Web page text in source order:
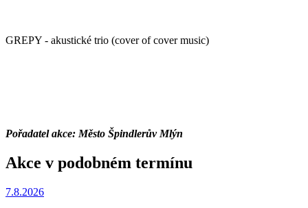
GREPY - akustické trio (cover of cover music)
Pořadatel akce: Město Špindlerův Mlýn
Akce v podobném termínu
7.8.2026